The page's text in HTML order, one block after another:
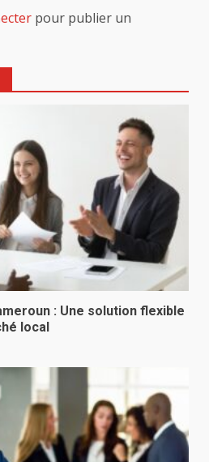
pour publier un
: Une solution flexible
local